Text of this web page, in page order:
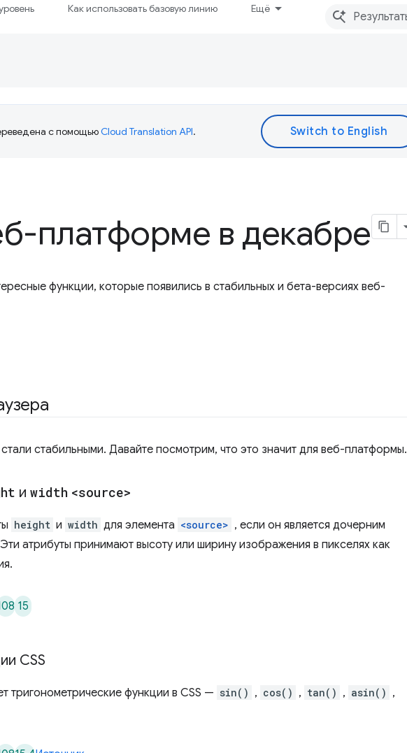
Как использовать базовую линию Ещё
с помощьюCloud Translation API.
платформе в декабре
функции, которые появились в стабильных и бета-версиях веб-
стали стабильными. Давайте посмотрим, что это значит для веб-платформы.
и width <source>
height и width для элемента <source> , если он является дочерним
атрибуты принимают высоту или ширину изображения в пикселях как
15
CSS
тригонометрические функции в CSS — sin() , cos() , tan() , asin() ,